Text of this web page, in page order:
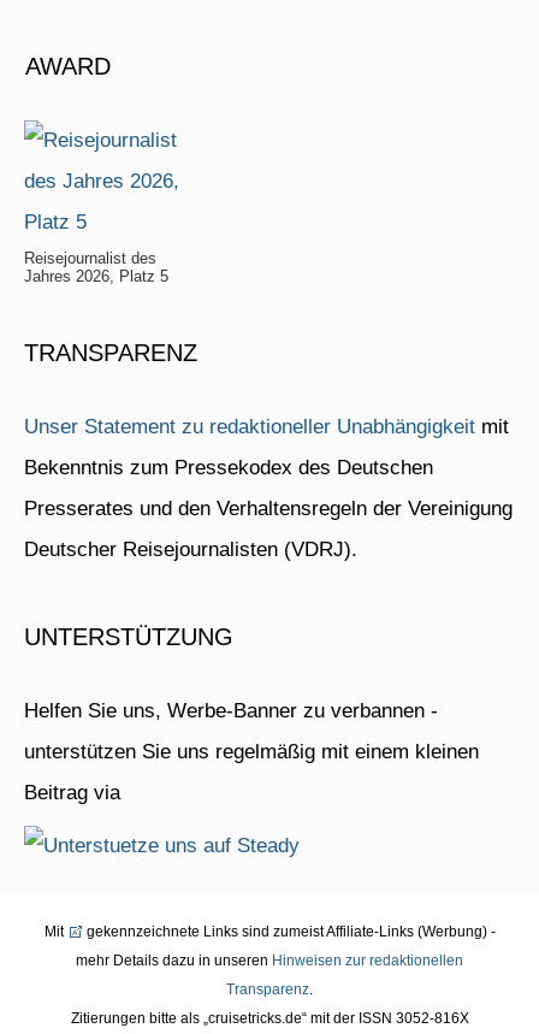
AWARD
Reisejournalist des
Jahres 2026, Platz 5
TRANSPARENZ
Unser Statement zu redaktioneller Unabhängigkeit mit
Bekenntnis zum Pressekodex des Deutschen
Presserates und den Verhaltensregeln der Vereinigung
Deutscher Reisejournalisten (VDRJ).
UNTERSTÜTZUNG
Helfen Sie uns, Werbe-Banner zu verbannen -
unterstützen Sie uns regelmäßig mit einem kleinen
Beitrag via
Mit
gekennzeichnete Links sind zumeist Affiliate-Links (Werbung) -
mehr Details dazu in unseren Hinweisen zur redaktionellen
Transparenz.
Zitierungen bitte als „cruisetricks.de“ mit der ISSN 3052-816X